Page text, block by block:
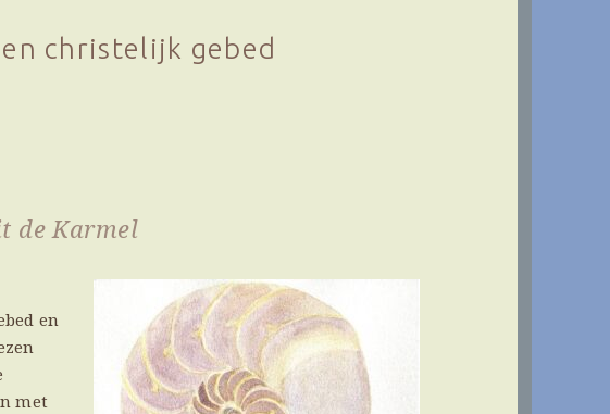
christelijk gebed
de Karmel
en
met